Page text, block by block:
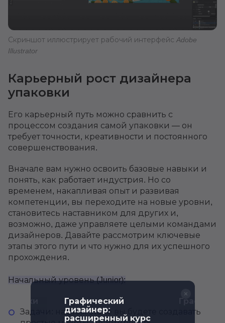
Скриншот иллюстрирует рабочий интерфейс Adobe
Illustrator
Карьерный рост дизайнера
упаковки
Его карьерный путь можно сравнить с
процессом создания самой упаковки — он
требует точности, креативности и постоянного
совершенствования.
Вначале вам нужно освоить базовые навыки и
понять, как работает индустрия. Но со
временем, накапливая опыт и развивая
компетенции, вы переходите на новые уровни,
становитесь наставником для других и,
возможно, даже управляете целыми командами
дизайнеров. Давайте рассмотрим ключевые
этапы этого пути и что нужно для их успешного
прохождения.
Начальный уровень (Junior):
Задачи: на этом этапе вы будете создавать
Графический
дизайнер:
расширенный курс